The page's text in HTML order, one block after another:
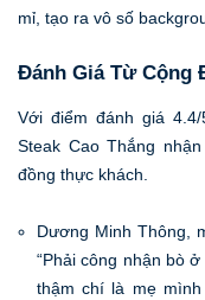
mỉ, tạo ra vô số
Đánh Giá Từ Cộng
Với điểm đánh giá
Steak Cao Thắng
đồng thực khách.
Dương Minh Thông,
“Phải công nhận bò
thậm chí là mẹ